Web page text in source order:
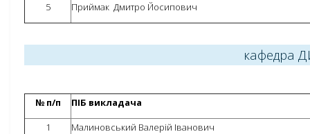
5 Приймак Дмитро Йосипович
кафедра
№ п/п
ПІБ викладача
1
Малиновський Валерій Іванович